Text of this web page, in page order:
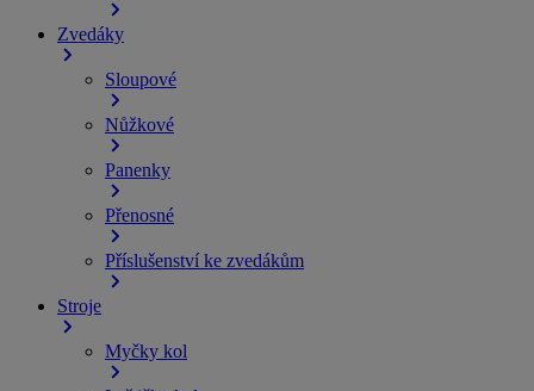
Zvedáky
Sloupové
Nůžkové
Panenky
Přenosné
Příslušenství ke zvedákům
Stroje
Myčky kol